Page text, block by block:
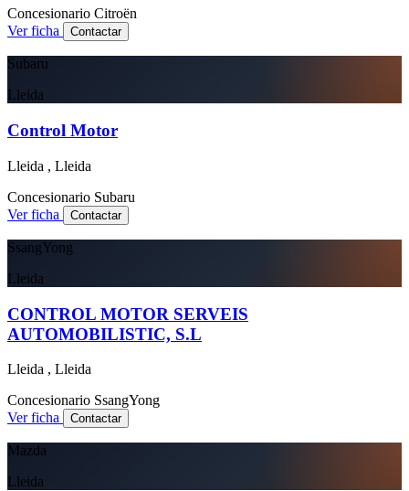
Concesionario Citroën
Ver ficha
Contactar
Subaru
Lleida
Control Motor
Lleida , Lleida
Concesionario Subaru
Ver ficha
Contactar
SsangYong
Lleida
CONTROL MOTOR SERVEIS
AUTOMOBILISTIC, S.L
Lleida , Lleida
Concesionario SsangYong
Ver ficha
Contactar
Mazda
Lleida